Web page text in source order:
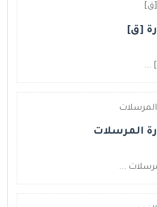
[ق]
...
المرسلات
...